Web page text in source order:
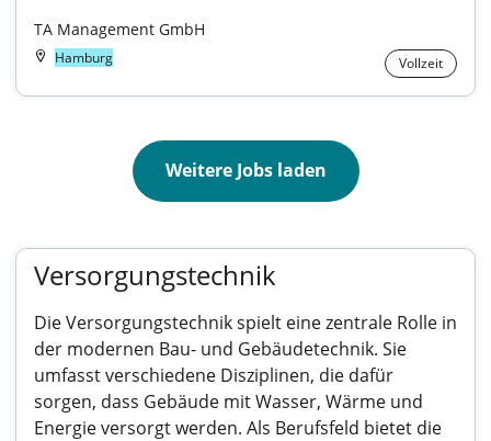
TA Management GmbH
Hamburg Vollzeit
Weitere Jobs laden
Versorgungstechnik
Die Versorgungstechnik spielt eine zentrale Rolle in
der modernen Bau- und Gebäudetechnik. Sie
umfasst verschiedene Disziplinen, die dafür
sorgen, dass Gebäude mit Wasser, Wärme und
Energie versorgt werden. Als Berufsfeld bietet die